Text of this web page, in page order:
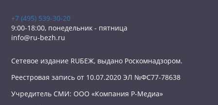
+7 (495) 539-30-20
9:00-18:00, понедельник - пятница
info@ru-bezh.ru
Сетевое издание RUБЕЖ, выдано Роскомнадзором.
Реестровая запись от 10.07.2020 ЭЛ №ФС77-78638
Учредитель СМИ: ООО «Компания Р-Медиа»